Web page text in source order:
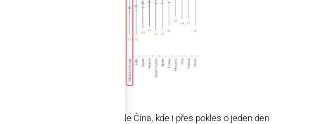
„Lídrem“ v téhle statistice je stále Čína, kde i přes pokles o jeden den